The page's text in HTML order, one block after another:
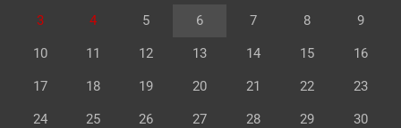
3 4 5 6 7 8 9
10 11 12 13 14 15 16
17 18 19 20 21 22 23
24 25 26 27 28 29 30